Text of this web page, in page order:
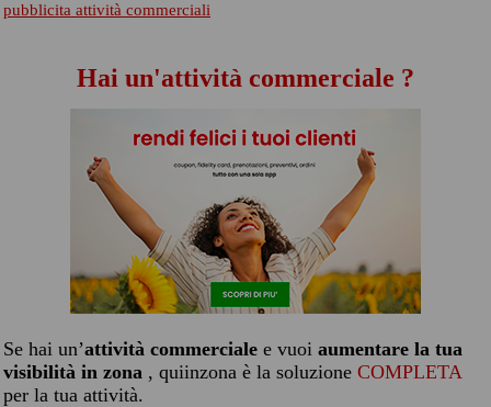
pubblicita attività commerciali
Hai un'attività commerciale ?
Se hai un’attività commerciale e vuoi aumentare la tua
visibilità in zona , quiinzona è la soluzione COMPLETA
per la tua attività.